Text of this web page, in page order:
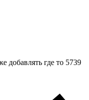
добавлять где то 5739